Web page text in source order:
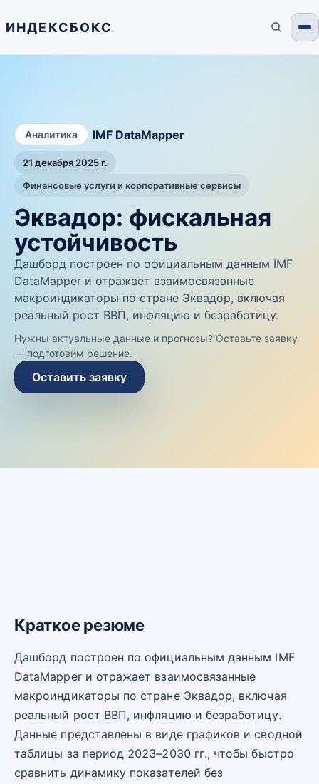
ИНДЕКСБОКС
Аналитика IMF DataMapper
21 декабря 2025 г.
Финансовые услуги и корпоративные сервисы
Эквадор: фискальная
устойчивость
Дашборд построен по официальным данным IMF
DataMapper и отражает взаимосвязанные
макроиндикаторы по стране Эквадор, включая
реальный рост ВВП, инфляцию и безработицу.
Нужны актуальные данные и прогнозы? Оставьте заявку
— подготовим решение.
Оставить заявку
Краткое резюме
Дашборд построен по официальным данным IMF
DataMapper и отражает взаимосвязанные
макроиндикаторы по стране Эквадор, включая
реальный рост ВВП, инфляцию и безработицу.
Данные представлены в виде графиков и сводной
таблицы за период 2023–2030 гг., чтобы быстро
сравнить динамику показателей без